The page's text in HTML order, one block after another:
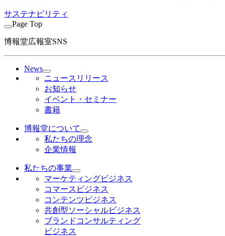
サステナビリティ
Page Top
博報堂広報室SNS
News
ニュースリリース
お知らせ
イベント・セミナー
書籍
博報堂について
私たちの理念
企業情報
私たちの事業
マーケティングビジネス
コマースビジネス
コンテンツビジネス
共創型ソーシャルビジネス
ブランドコンサルティング
ビジネス